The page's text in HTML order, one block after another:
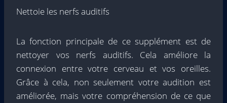
Nettoie les nerfs auditifs
La fonction principale de ce supplément est de
nettoyer vos nerfs auditifs. Cela améliore la
connexion entre votre cerveau et vos oreilles.
Grâce à cela, non seulement votre audition est
améliorée, mais votre compréhension de ce que